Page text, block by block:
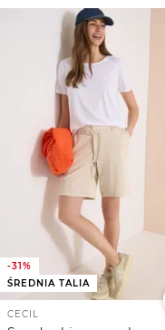
-31%
ŚREDNIA TALIA
CECIL